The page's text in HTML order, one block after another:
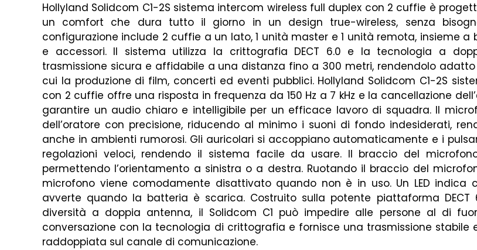
Hollyland Solidcom C1-2S sistema intercom wireless full duplex con 2 cuffie è
un comfort che dura tutto il giorno in un design true-wireless, senza
configurazione include 2 cuffie a un lato, 1 unità master e 1 unità remota, insieme
e accessori. Il sistema utilizza la crittografia DECT 6.0 e la tecnologia a
trasmissione sicura e affidabile a una distanza fino a 300 metri, rendendolo
cui la produzione di film, concerti ed eventi pubblici. Hollyland Solidcom C1-2S
con 2 cuffie offre una risposta in frequenza da 150 Hz a 7 kHz e la cancellazione
garantire un audio chiaro e intelligibile per un efficace lavoro di squadra. Il
dell’oratore con precisione, riducendo al minimo i suoni di fondo indesiderati,
anche in ambienti rumorosi. Gli auricolari si accoppiano automaticamente e i
regolazioni veloci, rendendo il sistema facile da usare. Il braccio del
permettendo l’orientamento a sinistra o a destra. Ruotando il braccio del
microfono viene comodamente disattivato quando non è in uso. Un LED
avverte quando la batteria è scarica. Costruito sulla potente piattaforma
diversità a doppia antenna, il Solidcom C1 può impedire alle persone al di
conversazione con la tecnologia di crittografia e fornisce una trasmissione
raddoppiata sul canale di comunicazione.